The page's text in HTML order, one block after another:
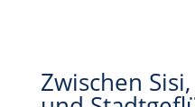
Zwischen